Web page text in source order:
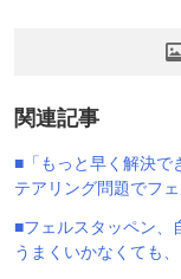
関連記事
■「もっと早く解決で
テアリング問題でフ
■フェルスタッペン、
うまくいかなくても